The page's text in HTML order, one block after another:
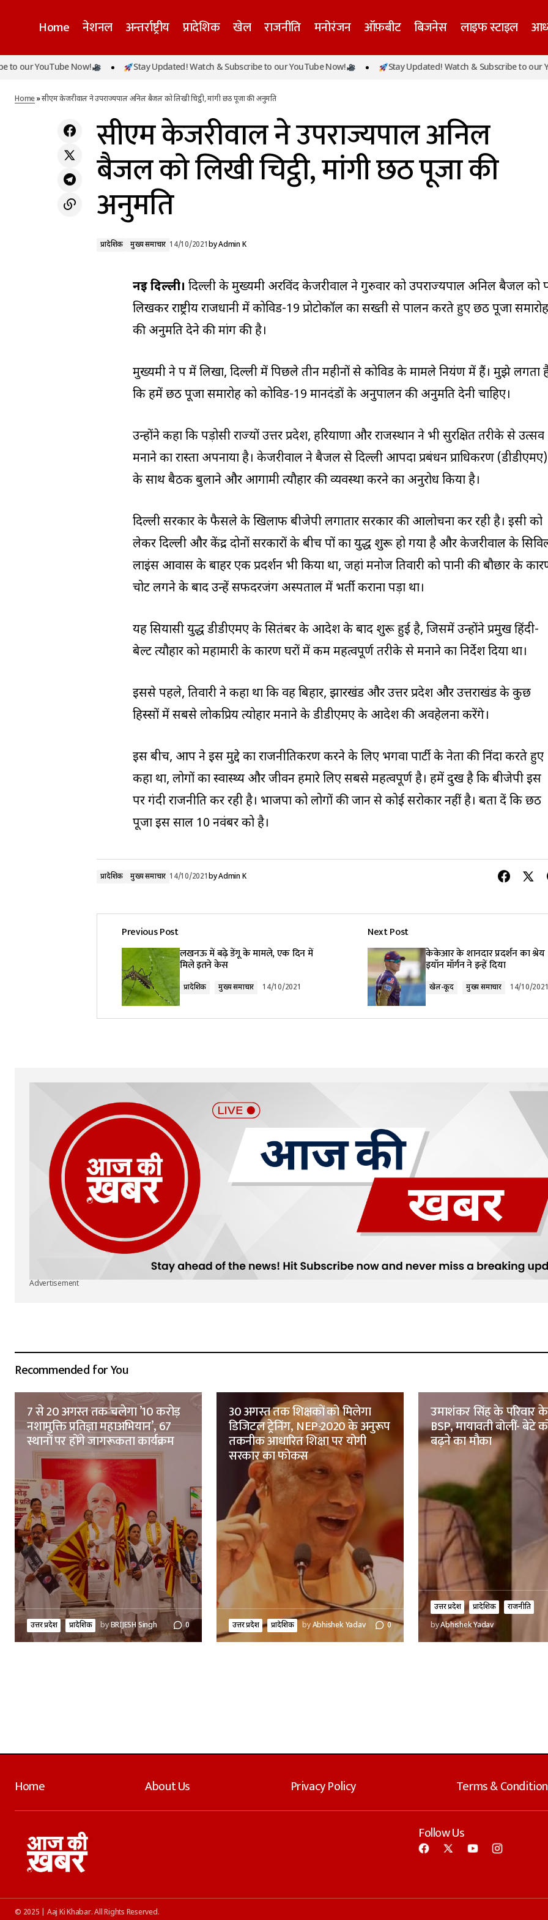
Home नेशनल अन्तर्राष्ट्रीय प्रादेशिक खेल राजनीति मनोरंजन ऑफ़बीट बिजनेस लाइफ स्टाइल
लखनऊ में बढ़े डेंगू के मामले, एक दिन में मिले इतने
प्रादेशिक
सीएम केजरीवाल ने उपराज्यपाल अनिल बैजल को लिखी चिट्ठी,
YouTube Now! Stay Updated! Watch & Subscribe to our YouTube Now! Stay Updated! Watch & Subscribe to our
Home»सीएम केजरीवाल ने उपराज्यपाल अनिल बैजल को लिखी चिट्ठी, मांगी छठ पूजा की अनुमति
सीएम केजरीवाल ने उपराज्यपाल अनिल
बैजल को लिखी चिट्ठी, मांगी छठ पूजा की
अनुमति
प्रादेशिक मुख्य समाचार 14/10/2021byAdmin K
नई दिल्ली। दिल्ली के मुख्यमंत्री अरविंद केजरीवाल ने गुरुवार को उपराज्यपाल अनिल बैजल को
लिखकर राष्ट्रीय राजधानी में कोविड-19 प्रोटोकॉल का सख्ती से पालन करते हुए छठ पूजा समारोह
की अनुमति देने की मांग की है।
मुख्यमंत्री ने पत्र में लिखा, दिल्ली में पिछले तीन महीनों से कोविड के मामले नियंत्रण में हैं। मुझे लगता
कि हमें छठ पूजा समारोह को कोविड-19 मानदंडों के अनुपालन की अनुमति देनी चाहिए।
उन्होंने कहा कि पड़ोसी राज्यों उत्तर प्रदेश, हरियाणा और राजस्थान ने भी सुरक्षित तरीके से उत्सव
मनाने का रास्ता अपनाया है। केजरीवाल ने बैजल से दिल्ली आपदा प्रबंधन प्राधिकरण (डीडीएमए)
के साथ बैठक बुलाने और आगामी त्यौहार की व्यवस्था करने का अनुरोध किया है।
दिल्ली सरकार के फैसले के खिलाफ बीजेपी लगातार सरकार की आलोचना कर रही है। इसी को
लेकर दिल्ली और केंद्र दोनों सरकारों के बीच पत्रों का युद्ध शुरू हो गया है और केजरीवाल के
लाइंस आवास के बाहर एक प्रदर्शन भी किया था, जहां मनोज तिवारी को पानी की बौछार के
चोट लगने के बाद उन्हें सफदरजंग अस्पताल में भर्ती कराना पड़ा था।
यह सियासी युद्ध डीडीएमए के सितंबर के आदेश के बाद शुरू हुई है, जिसमें उन्होंने प्रमुख हिंदी-
बेल्ट त्यौहार को महामारी के कारण घरों में कम महत्वपूर्ण तरीके से मनाने का निर्देश दिया था।
इससे पहले, तिवारी ने कहा था कि वह बिहार, झारखंड और उत्तर प्रदेश और उत्तराखंड के कुछ
हिस्सों में सबसे लोकप्रिय त्योहार मनाने के डीडीएमए के आदेश की अवहेलना करेंगे।
इस बीच, आप ने इस मुद्दे का राजनीतिकरण करने के लिए भगवा पार्टी के नेता की निंदा करते हुए
कहा था, लोगों का स्वास्थ्य और जीवन हमारे लिए सबसे महत्वपूर्ण है। हमें दुख है कि बीजेपी इस
पर गंदी राजनीति कर रही है। भाजपा को लोगों की जान से कोई सरोकार नहीं है। बता दें कि छठ
पूजा इस साल 10 नवंबर को है।
प्रादेशिक मुख्य समाचार 14/10/2021byAdmin K
Previous Post
लखनऊ में बढ़े डेंगू के मामले, एक दिन में
मिले इतने केस
प्रादेशिक मुख्य समाचार 14/10/2021
Next Post
केकेआर के शानदार प्रदर्शन का श्रेय
इयॉन मॉर्गन ने इन्हें दिया
खेल-कूद मुख्य समाचार 14/10/
Advertisement
Recommended for You
7 से 20 अगस्त तक चलेगा ’10 करोड़
नशामुक्ति प्रतिज्ञा महाअभियान’, 67
स्थानों पर होंगे जागरूकता कार्यक्रम
उत्तर प्रदेश प्रादेशिक byBRIJESH Singh 0
30 अगस्त तक शिक्षकों को मिलेगा
डिजिटल ट्रेनिंग, NEP-2020 के अनुरूप
तकनीक आधारित शिक्षा पर योगी
सरकार का फोकस
उत्तर प्रदेश प्रादेशिक byAbhishek Yadav 0
उमाशंकर सिंह के परिवार
BSP, मायावती बोलीं-
बढ़ने का मौका
उत्तर प्रदेश प्रादेशिक
राजनीति
byAbhishek Yadav
Home About Us Privacy Policy Terms &
Follow Us
© 2025 | Aaj Ki Khabar. All Rights Reserved.